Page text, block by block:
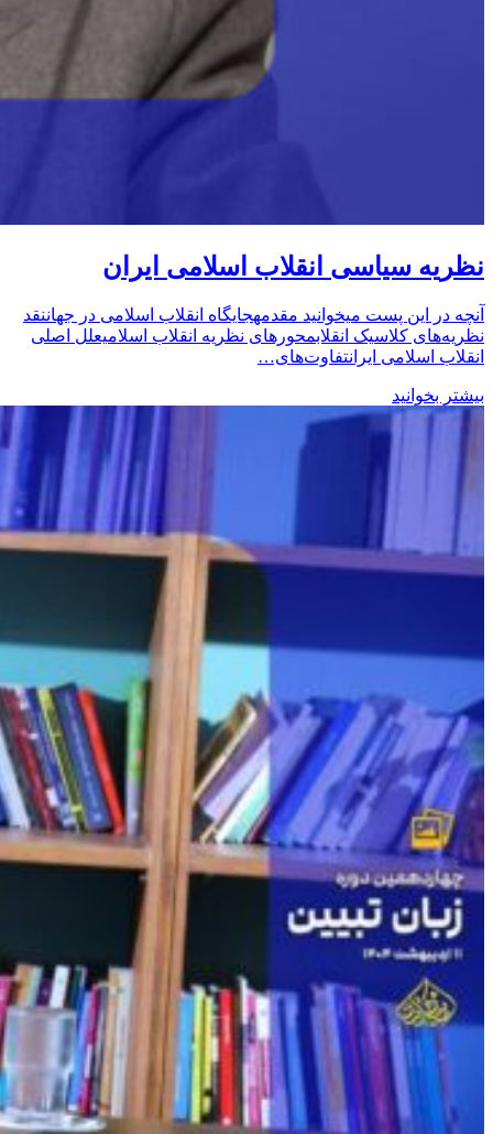
نظریه سیاسی انقلاب اسلامی ایران
آنچه در این پست میخوانید مقدمهجایگاه انقلاب اسلامی در جهاننقد
نظریه‌های کلاسیک انقلابمحورهای نظریه انقلاب اسلامیعلل اصلی
انقلاب اسلامی ایرانتفاوت‌های…
بیشتر بخوانید